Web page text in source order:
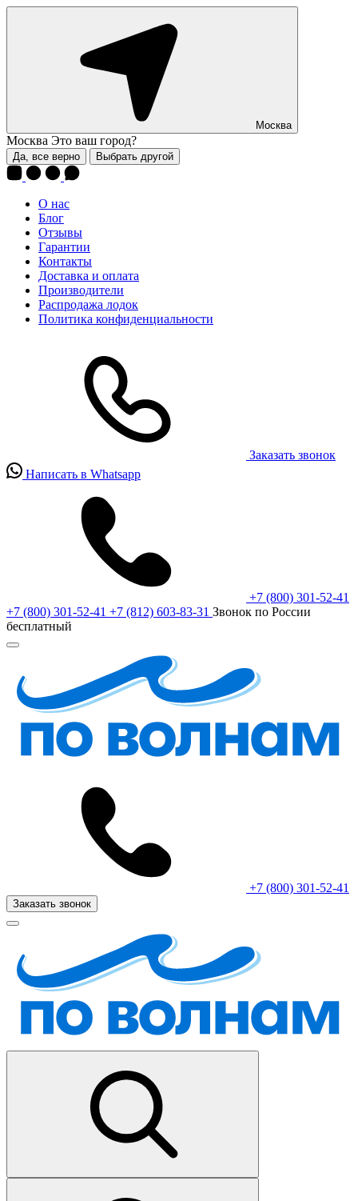
Москва
Москва Это ваш город?
Да, все верно Выбрать другой
О нас
Блог
Отзывы
Гарантии
Контакты
Доставка и оплата
Производители
Распродажа лодок
Политика конфиденциальности
Заказать звонок
Написать в Whatsapp
+7 (800) 301-52-41
+7 (800) 301-52-41 +7 (812) 603-83-31 Звонок по России
бесплатный
+7 (800) 301-52-41
Заказать звонок